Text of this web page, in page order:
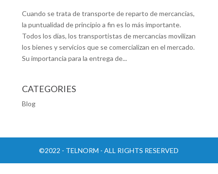
Cuando se trata de transporte de reparto de mercancías,
la puntualidad de principio a fin es lo más importante.
Todos los días, los transportistas de mercancías movilizan
los bienes y servicios que se comercializan en el mercado.
Su importancia para la entrega de...
CATEGORIES
Blog
©2022 - TELNORM - ALL RIGHTS RESERVED